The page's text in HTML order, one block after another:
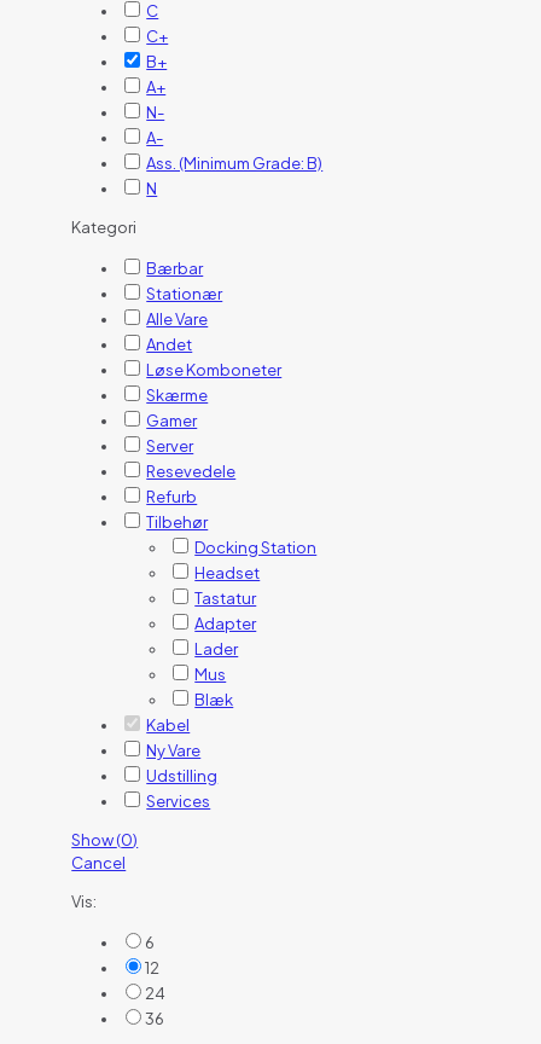
C
C+
B+
A+
N-
A-
Ass. (Minimum Grade: B)
N
Kategori
Bærbar
Stationær
Alle Vare
Andet
Løse Komboneter
Skærme
Gamer
Server
Resevedele
Refurb
Tilbehør
Docking Station
Headset
Tastatur
Adapter
Lader
Mus
Blæk
Kabel
Ny Vare
Udstilling
Services
Show(0)
Cancel
Vis:
6
12
24
36